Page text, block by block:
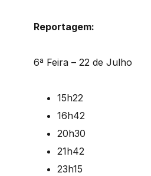
Reportagem:
6ª Feira – 22 de Julho
15h22
16h42
20h30
21h42
23h15